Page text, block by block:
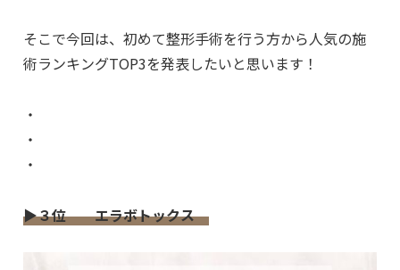
そこで今回は、初めて整形手術を行う方から人気の施
術ランキングTOP3を発表したいと思います！
・
・
・
▶３位 エラボトックス